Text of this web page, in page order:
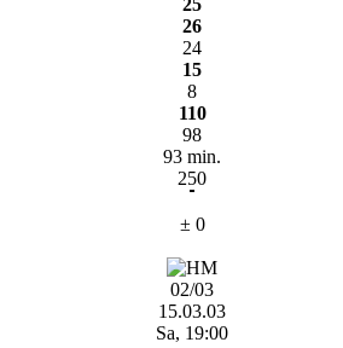
26
24
15
8
110
98
93 min.
250
± 0
02/03
15.03.03
Sa, 19:00